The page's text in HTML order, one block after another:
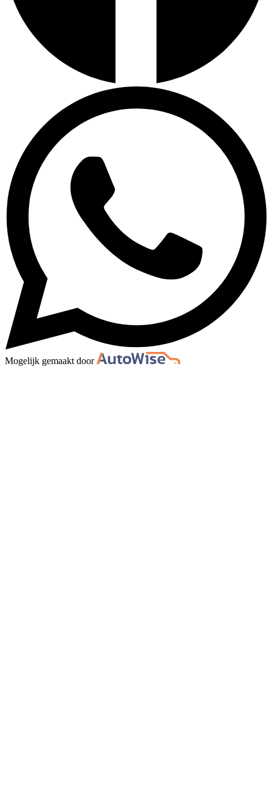
Mogelijk gemaakt door